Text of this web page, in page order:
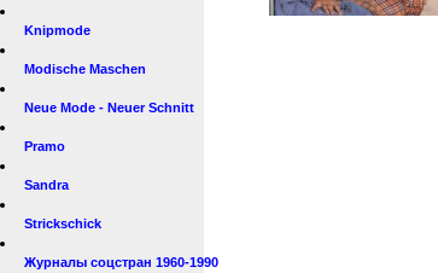
Knipmode
Modische Maschen
Neue Mode - Neuer Schnitt
Pramo
Sandra
Strickschick
Журналы соцстран 1960-1990